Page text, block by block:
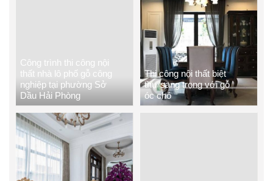
Công trình thi công nội
thất nhà lô phố gỗ công
nghiệp tại phường Sở
Dầu Hải Phòng
Thi công nội thất biệt
thự sang trọng với gỗ
óc chó